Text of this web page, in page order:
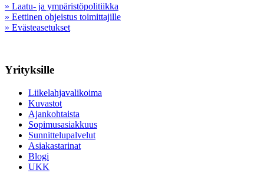
» Laatu- ja ympäristöpolitiikka
» Eettinen ohjeistus toimittajille
» Evästeasetukset
Yrityksille
Liikelahjavalikoima
Kuvastot
Ajankohtaista
Sopimusasiakkuus
Sunnittelupalvelut
Asiakastarinat
Blogi
UKK